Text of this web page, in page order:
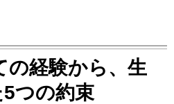
の経験から、生
5つの約束